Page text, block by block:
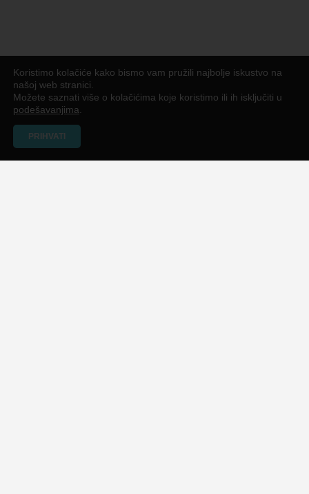
Koristimo kolačiće kako bismo vam pružili najbolje iskustvo na
našoj web stranici.
Možete saznati više o kolačićima koje koristimo ili ih isključiti u
podešavanjima
PRIHVATI